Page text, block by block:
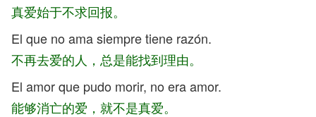
真爱始于不求回报。
El que no ama siempre tiene razón.
不再去爱的人，总是能找到理由。
El amor que pudo morir, no era amor.
能够消亡的爱，就不是真爱。